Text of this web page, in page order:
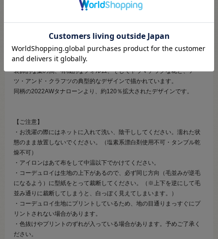
畝（うね）幅が細く、ふんわり柔らかな手触りの、薄手コーデュロイな
様々な用途でお使いいただけます。
Finesse Hall（フィネス・ホール）
装飾的な葉の渦、有機的なフォルム、そしてドラマチックな花と、アー
ツ・アンド・クラフツの典型的なデザインで描かれています。
同柄の2022AWタナローンより、約120％拡大されたデザインです。
【ご注意】
・お洗濯の際にはネットに入れて洗い、陰干ししてください。濡れた状
態のまま放置しないでください。（塩素系漂白剤使用不可・タンブル乾
燥不可）
・アイロンはあて布をして中温以下でかけてください。
・コーデュロイは生地の上下があるので、必ず同じ方向（毛並みが逆毛
になるよう）に型紙をとって裁断してください。（※上下を逆にして毛
並み通りに裁断してしまうと、白っぽく見えてしまいます。）
・コーデュロイ生地にプリントしているため、地の目通りまっすぐにプ
リントされない場合があります。
・色抜けやプリントのずれが入っている場合があります。予めご了承く
ださい。